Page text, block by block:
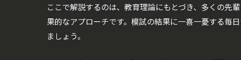
ここで解説するのは、教育理論にもとづき、多くの先
果的なアプローチです。模試の結果に一喜一憂する毎
ましょう。